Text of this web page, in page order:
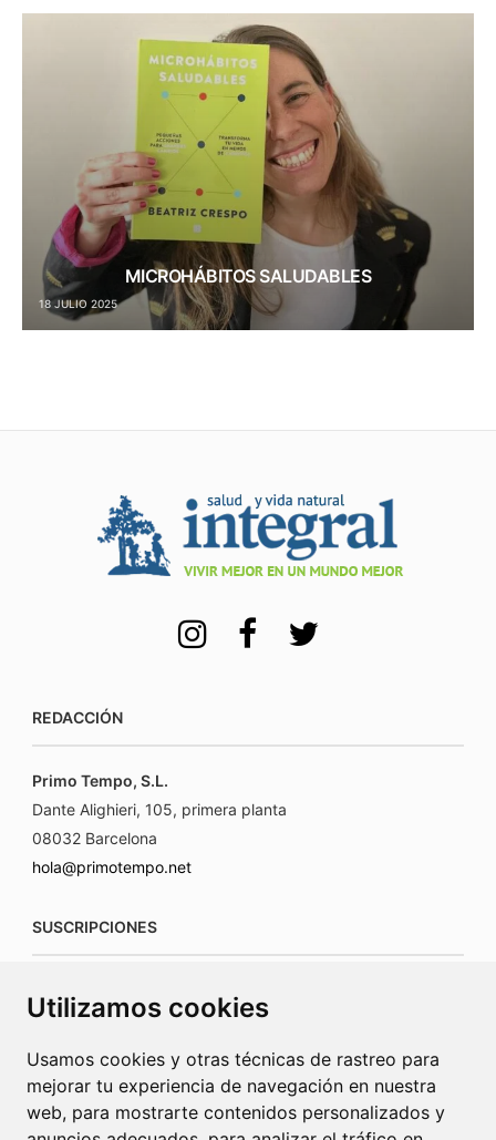
Utilizamos cookies
Usamos cookies y otras técnicas de rastreo para
mejorar tu experiencia de navegación en nuestra
web, para mostrarte contenidos personalizados y
MICROHÁBITOS SALUDABLES
18 JULIO 2025
REDACCIÓN
Primo Tempo, S.L.
Dante Alighieri, 105, primera planta
08032 Barcelona
hola@primotempo.net
SUSCRIPCIONES
www.connecorrevistas.com